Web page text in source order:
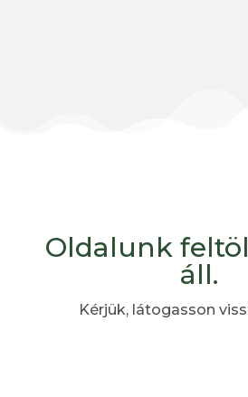
Oldalunk
áll.
Kérjük, látogasson